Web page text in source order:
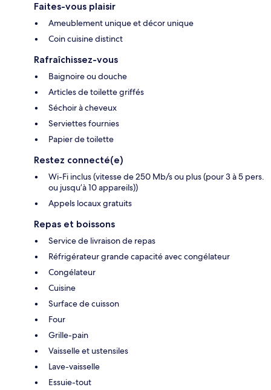
Faites-vous plaisir
Ameublement unique et décor unique
Coin cuisine distinct
Rafraîchissez-vous
Baignoire ou douche
Articles de toilette griffés
Séchoir à cheveux
Serviettes fournies
Papier de toilette
Restez connecté(e)
Wi-Fi inclus (vitesse de 250 Mb/s ou plus (pour 3 à 5 pers.
ou jusqu’à 10 appareils))
Appels locaux gratuits
Repas et boissons
Service de livraison de repas
Réfrigérateur grande capacité avec congélateur
Congélateur
Cuisine
Surface de cuisson
Four
Grille-pain
Vaisselle et ustensiles
Lave-vaisselle
Essuie-tout